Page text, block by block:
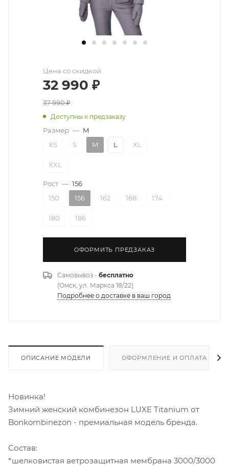
Цена со скидкой
32 990 ₽
37 990₽
Доступны к предзаказу
Размер — M
XS
S M L XL
XXL
Рост — 156
150
156 162 168 174
180 186
ОФОРМИТЬ ПРЕДЗАКАЗ
Самовывоз - бесплатно
(Омск, ул. Маркса 18/22)
Подробнее о доставке в ваш город
ОПИСАНИЕ МОДЕЛИ ОФОРМЛЕНИЕ И ОПЛАТА
Новинка!
Зимний женский комбинезон LUXE Titanium от
Bonkombinezon - премиальная модель бренда.
Состав:
*шелковистая ветрозащитная мембрана 3000/3000